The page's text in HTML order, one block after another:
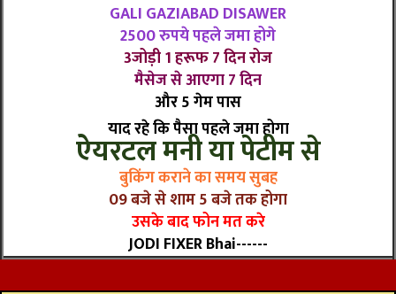
GALI GAZIABAD DISAWER
2500 रुपये पहले जमा होगे
3जोड़ी 1 हरूफ 7 दिन रोज
मैसेज से आएगा 7 दिन
और 5 गेम पास
याद रहे कि पैसा पहले जमा होगा
ऐयरटल मनी या पेटीम से
बुकिंग कराने का समय सुबह
09 बजे से शाम 5 बजे तक होगा
उसके बाद फोन मत करे
JODI FIXER Bhai------